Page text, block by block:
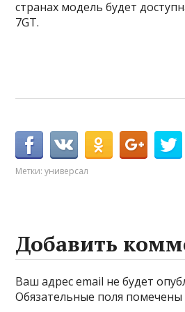
странах модель будет
7GT.
Метки:универсал
Добавить
Ваш адрес email не будет
Обязательные поля помечены